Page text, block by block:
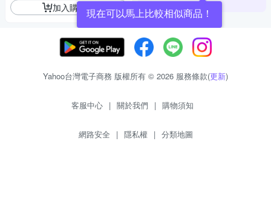
加入購物車現在可以馬上比較相似商品！
Yahoo台灣電子商務 版權所有 © 2026 服務條款(更新)
客服中心 | 關於我們 | 購物須知
網路安全 | 隱私權 | 分類地圖